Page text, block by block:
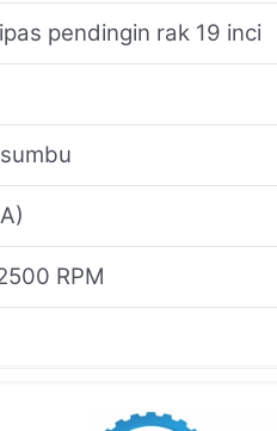
pendingin rak 19 inci
RPM